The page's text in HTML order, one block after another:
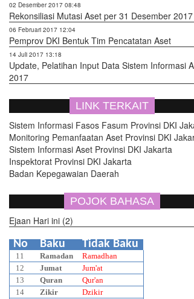
02 Desember 2017 08:48
Rekonsiliasi Mutasi Aset per 31 Desember 2017
06 Februari 2017 12:04
Pemprov DKI Bentuk Tim Pencatatan Aset
14 Juli 2017 13:18
Update, Pelatihan Input Data Sistem Informasi
2017
LINK TERKAIT
Sistem Informasi Fasos Fasum Provinsi DKI
Monitoring Pemanfaatan Aset Provinsi DKI
Sistem Informasi Aset Provinsi DKI Jakarta
Inspektorat Provinsi DKI Jakarta
Badan Kepegawaian Daerah
POJOK BAHASA
Ejaan Hari ini (2)
No
Baku Tidak Baku
11 Ramadan
Ramadhan
12
Jumat
Jum'at
13
Quran
Qur'an
14
Zikir
Dzikir